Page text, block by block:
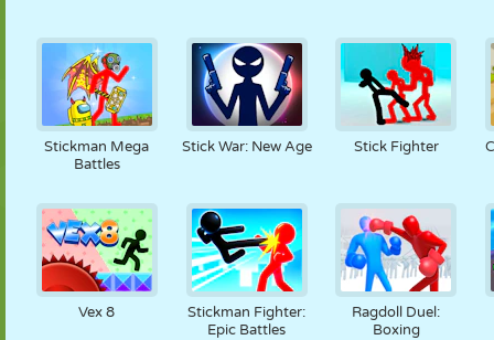
Stickman Mega
Battles
Stick War: New Age Stick Fighter
Vex 8
Stickman Fighter:
Epic Battles
Ragdoll Duel:
Boxing